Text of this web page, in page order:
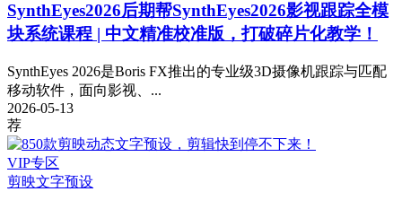
SynthEyes2026后期帮SynthEyes2026影视跟踪全模
块系统课程 | 中文精准校准版，打破碎片化教学！
SynthEyes 2026是Boris FX推出的专业级3D摄像机跟踪与匹配
移动软件，面向影视、...
2026-05-13
荐
VIP专区
剪映文字预设